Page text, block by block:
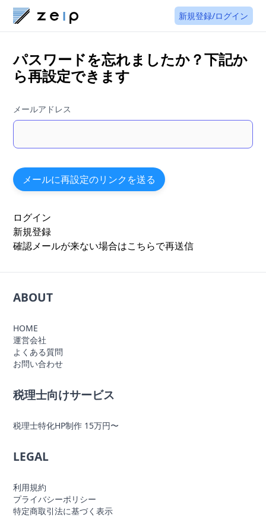
新規登録/ログイン
パスワードを忘れましたか？下記か
ら再設定できます
メールアドレス
ログイン
新規登録
確認メールが来ない場合はこちらで再送信
ABOUT
HOME
運営会社
よくある質問
お問い合わせ
税理士向けサービス
税理士特化HP制作 15万円〜
LEGAL
利用規約
プライバシーポリシー
特定商取引法に基づく表示